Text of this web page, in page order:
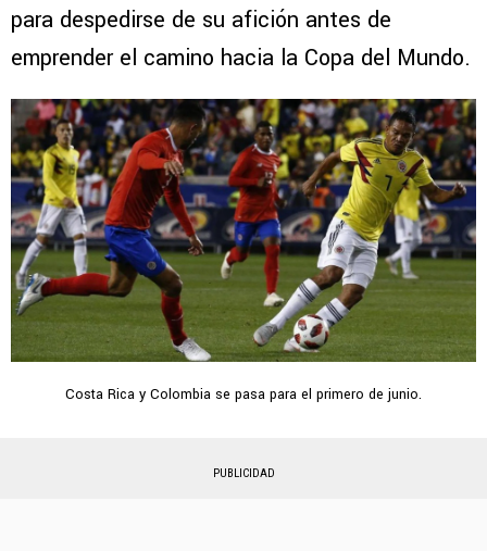
para despedirse de su afición antes de
emprender el camino hacia la Copa del Mundo.
Costa Rica y Colombia se pasa para el primero de junio.
PUBLICIDAD